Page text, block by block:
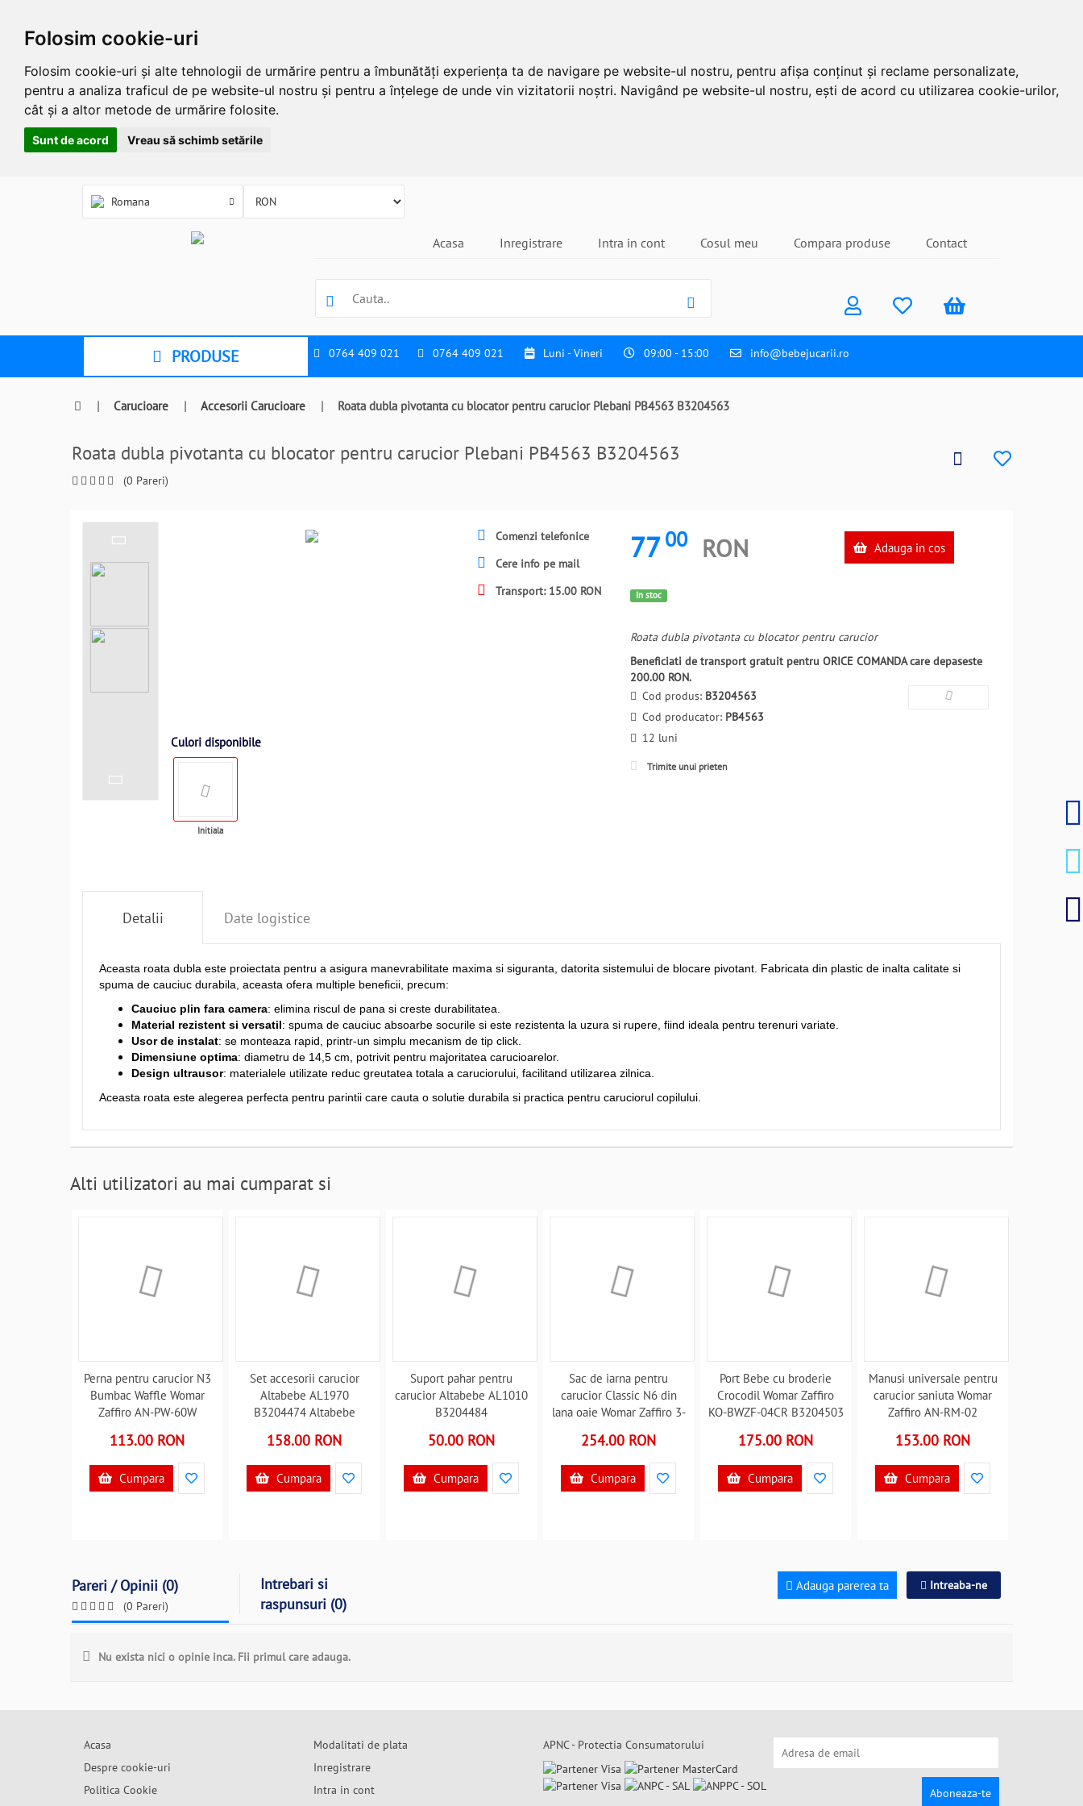
Folosim cookie-uri
Folosim cookie-uri și alte tehnologii de urmărire pentru a îmbunătăți experiența ta de navigare pe website-ul nostru, pentru afișa conținut și reclame personalizate,
pentru a analiza traficul de pe website-ul nostru și pentru a înțelege de unde vin vizitatorii noștri. Navigând pe website-ul nostru, ești de acord cu utilizarea cookie-urilor,
cât și a altor metode de urmărire folosite.
Sunt de acord Vreau să schimb setările
Romana
Acasa Inregistrare Intra in cont Cosul meu Compara produse Contact
PRODUSE 0764 409 021 0764 409 021 Luni - Vineri 09:00 - 15:00 info@bebejucarii.ro
| Carucioare | Accesorii Carucioare | Roata dubla pivotanta cu blocator pentru carucior Plebani PB4563 B3204563
Roata dubla pivotanta cu blocator pentru carucior Plebani PB4563 B3204563
(0 Pareri)
Culori disponibile
Initiala
Comenzi telefonice
Cere info pe mail
Transport: 15.00 RON
7700 RON Adauga in cos
In stoc
Roata dubla pivotanta cu blocator pentru carucior
Beneficiati de transport gratuit pentru ORICE COMANDA care depaseste
200.00 RON.
Cod produs: B3204563
Cod producator: PB4563
12 luni
Trimite unui prieten
Detalii Date logistice
Aceasta roata dubla este proiectata pentru a asigura manevrabilitate maxima si siguranta, datorita sistemului de blocare pivotant. Fabricata din plastic de inalta calitate si
spuma de cauciuc durabila, aceasta ofera multiple beneficii, precum:
Cauciuc plin fara camera: elimina riscul de pana si creste durabilitatea.
Material rezistent si versatil: spuma de cauciuc absoarbe socurile si este rezistenta la uzura si rupere, fiind ideala pentru terenuri variate.
Usor de instalat: se monteaza rapid, printr-un simplu mecanism de tip click.
Dimensiune optima: diametru de 14,5 cm, potrivit pentru majoritatea carucioarelor.
Design ultrausor: materialele utilizate reduc greutatea totala a caruciorului, facilitand utilizarea zilnica.
Aceasta roata este alegerea perfecta pentru parintii care cauta o solutie durabila si practica pentru caruciorul copilului.
Alti utilizatori au mai cumparat si
Perna pentru carucior N3
Bumbac Waffle Womar
Zaffiro AN-PW-60W
113.00 RON
Cumpara
Set accesorii carucior
Altabebe AL1970
B3204474 Altabebe
158.00 RON
Cumpara
Suport pahar pentru
carucior Altabebe AL1010
B3204484
50.00 RON
Cumpara
Sac de iarna pentru
carucior Classic N6 din
lana oaie Womar Zaffiro 3-
254.00 RON
Cumpara
Port Bebe cu broderie
Crocodil Womar Zaffiro
KO-BWZF-04CR B3204503
175.00 RON
Cumpara
Manusi universale pentru
carucior saniuta Womar
Zaffiro AN-RM-02
153.00 RON
Cumpara
Pareri / Opinii (0)
(0 Pareri)
Intrebari si
raspunsuri (0)
Adauga parerea ta Intreaba-ne
Nu exista nici o opinie inca. Fii primul care adauga.
Acasa
Despre cookie-uri
Politica Cookie
Modalitati de plata
Inregistrare
Intra in cont
APNC - Protectia Consumatorului
Aboneaza-te